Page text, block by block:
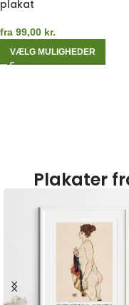
plakat
fra 99,00 kr.
VÆLG MULIGHEDER
Plakater